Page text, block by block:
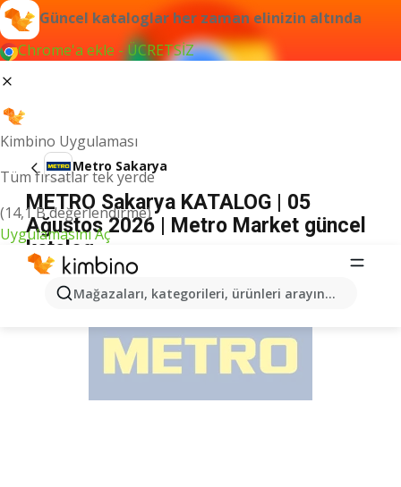
Güncel kataloglar her zaman elinizin altında
Chrome'a ekle - ÜCRETSİZ
Kimbino Uygulaması
Tüm fırsatlar tek yerde
(14,1 B değerlendirme)
Uygulamasını Aç
Mağazaları, kategorileri, ürünleri arayın...
Metro Sakarya
METRO Sakarya KATALOG | 05
Ağustos 2026 | Metro Market güncel
katalog